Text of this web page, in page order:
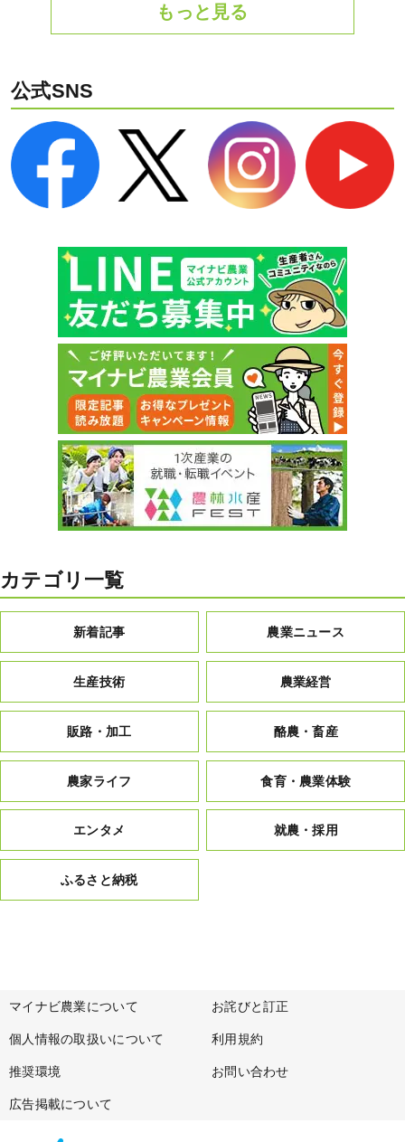
もっと見る
公式SNS
カテゴリ一覧
新着記事 農業ニュース
生産技術 農業経営
販路・加工 酪農・畜産
農家ライフ 食育・農業体験
エンタメ 就農・採用
ふるさと納税
マイナビ農業について お詫びと訂正
個人情報の取扱いについて 利用規約
推奨環境 お問い合わせ
広告掲載について